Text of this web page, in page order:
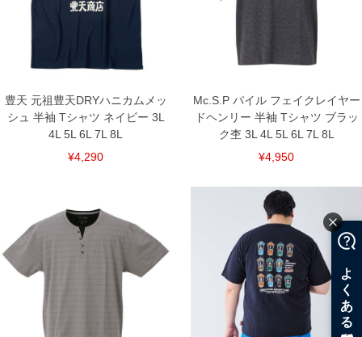
※商品によって若干のサイズの誤差がございます。また、お客様がご使用の環境（コ
ンピュータ画面）によって、商品の色味が若干異なる場合がございます。予めご了承
※当店での掲載商品は、実店鋪と在庫を共用しておりますので店頭での売り違い、店
舗からのお取り寄せ等により、お客様にご迷惑をお掛けしてしまう場合がございま
す。そのようなことがない様最大限に努めておりますが、もしあった場合速やかにご
DETAIL
豊天 元祖豊天DRYハニカムメッ
シュ 半袖 Tシャツ ネイビー 3L
4L 5L 6L 7L 8L
¥4,290
Mc.S.P パイル フェイクレイヤー
ドヘンリー 半袖 Tシャツ ブラッ
ク杢 3L 4L 5L 6L 7L 8L
¥4,950